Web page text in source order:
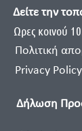
Δείτε την
Ωρες κοινού
Πολιτική
Privacy
Δήλωση